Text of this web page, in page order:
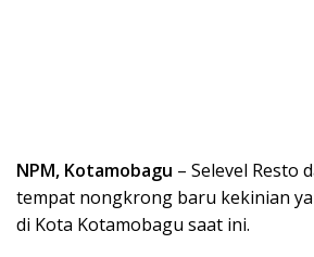
NPM, Kotamobagu – Selevel Resto
tempat nongkrong baru kekinian
di Kota Kotamobagu saat ini.